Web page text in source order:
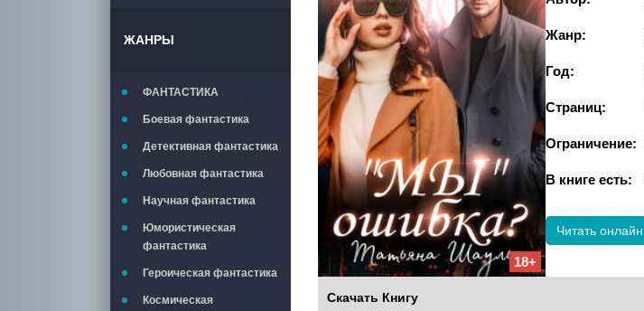
ЖАНРЫ
ФАНТАСТИКА
Боевая фантастика
Детективная фантастика
Любовная фантастика
Научная фантастика
Юмористическая
фантастика
Героическая фантастика
Космическая
18+
Жанр:
Год:
Страниц:
Ограничение:
В книге есть:
Читать онлайн
Скачать Книгу